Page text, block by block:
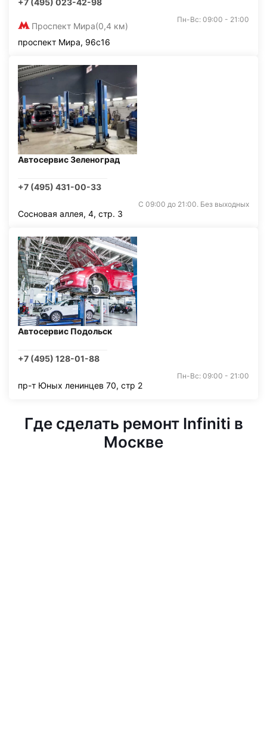
+7 (495) 023-42-98
Проспект Мира(0,4 км)
Пн-Вс: 09:00 - 21:00
проспект Мира, 96с16
Автосервис Зеленоград
+7 (495) 431-00-33
С 09:00 до 21:00. Без выходных
Сосновая аллея, 4, стр. 3
Автосервис Подольск
+7 (495) 128-01-88
Пн-Вс: 09:00 - 21:00
пр-т Юных ленинцев 70, стр 2
Где сделать ремонт Infiniti в
Москве